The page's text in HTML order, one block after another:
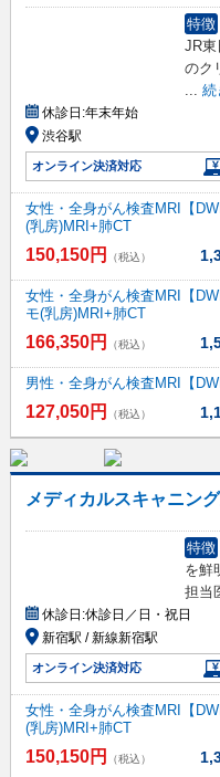
特徴
JR東
のク
続
休診日:年末年始
渋谷駅
オンライン決済対応
女性・全身がん検査MRI【
(乳房)MRI+肺CT
150,150円 （税込）
女性・全身がん検査MRI【
モ(乳房)MRI+肺CT
166,350円 （税込）
男性・全身がん検査MRI【
127,050円 （税込）
メディカルスキャニン
特徴
を鮮
担当
休診日:休診日／日・祝日
新宿駅 / 新線新宿駅
オンライン決済対応
女性・全身がん検査MRI【
(乳房)MRI+肺CT
150,150円 （税込）